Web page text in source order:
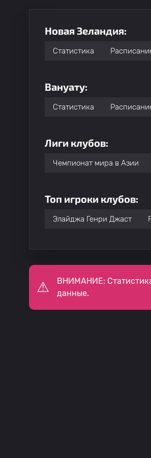
Новая Зеландия:
Статистика
Вануату:
Статистика
Лиги клубов:
Чемпионат мира в Азии
Топ игроки клубов:
Элайджа Генри Джаст
ВНИМАНИЕ:
данные.